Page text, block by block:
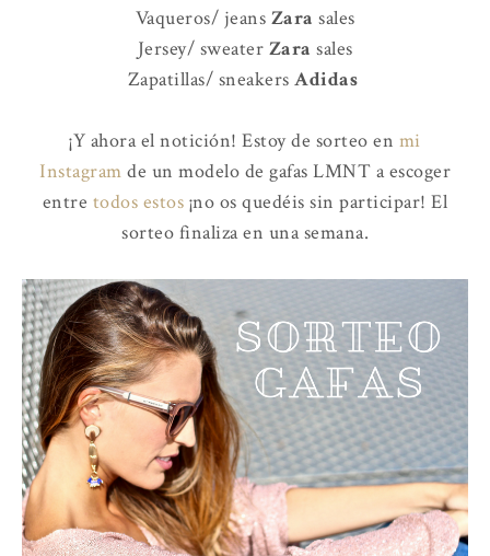
Vaqueros/ jeans Zara sales
Jersey/ sweater Zara sales
Zapatillas/ sneakers Adidas
¡Y ahora el notición! Estoy de sorteo en mi
Instagram de un modelo de gafas LMNT a escoger
entre todos estos ¡no os quedéis sin participar! El
sorteo finaliza en una semana.